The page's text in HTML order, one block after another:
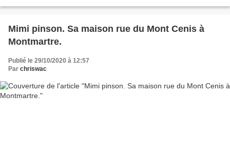
Mimi pinson. Sa maison rue du Mont Cenis à
Montmartre.
Publié le 29/10/2020 à 12:57
Par chriswac